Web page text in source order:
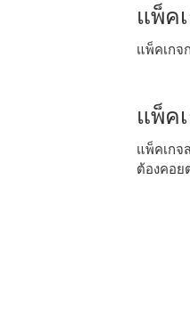
แพ็ค
แพ็คเกจ
แพ็ค
แพ็คเกจ
ต้องคอย